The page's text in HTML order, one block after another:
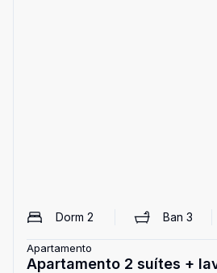
Dorm 2 Ban3
Apartamento
Apartamento 2 suítes +